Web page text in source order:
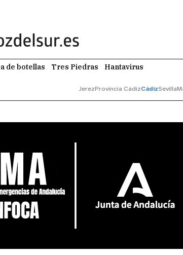
de botellas Tres Piedras Hantavirus
JerezProvincia CádizCádizSevilla